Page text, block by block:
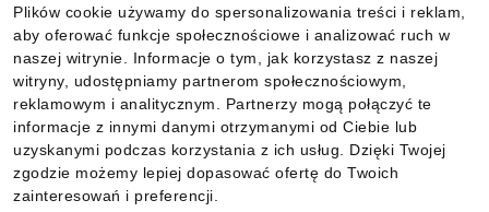
Plików cookie używamy do spersonalizowania treści i reklam,
aby oferować funkcje społecznościowe i analizować ruch w
naszej witrynie. Informacje o tym, jak korzystasz z naszej
witryny, udostępniamy partnerom społecznościowym,
reklamowym i analitycznym. Partnerzy mogą połączyć te
informacje z innymi danymi otrzymanymi od Ciebie lub
uzyskanymi podczas korzystania z ich usług. Dzięki Twojej
zgodzie możemy lepiej dopasować ofertę do Twoich
zainteresowań i preferencji.
Informacje
Pobierz naszą aplikację mobilną: